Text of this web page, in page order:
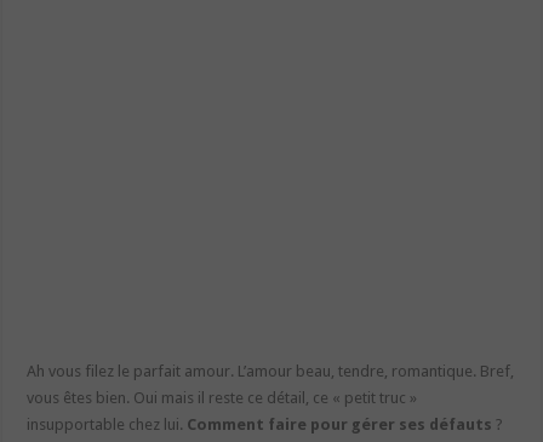
Ah vous filez le parfait amour. L’amour beau, tendre, romantique. Bref,
vous êtes bien. Oui mais il reste ce détail, ce « petit truc »
insupportable chez lui. Comment faire pour gérer ses défauts ?